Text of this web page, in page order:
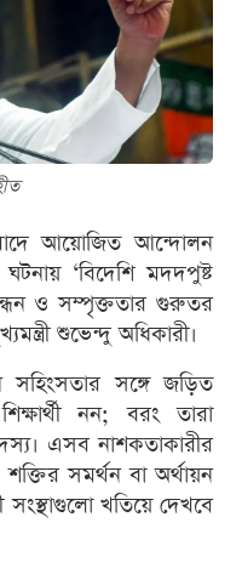
আয়োজিত আন্দোলন
‘বিদেশি মদদপুষ্ট
ও সম্পৃক্ততার গুরুতর
শুভেন্দু অধিকারী।
সঙ্গে জড়িত
নন; বরং তারা
এসব নাশকতাকারীর
সমর্থন বা অর্থায়ন
সংস্থাগুলো খতিয়ে দেখবে